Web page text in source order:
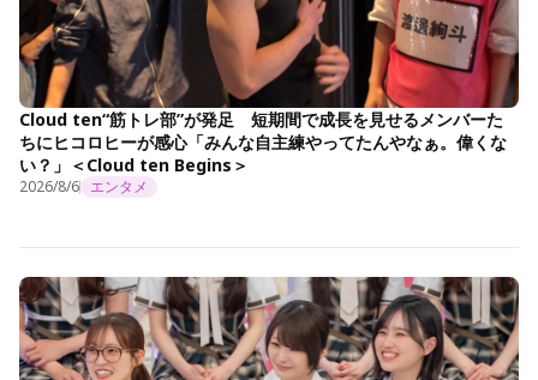
Cloud ten“筋トレ部”が発足 短期間で成長を見せるメンバーた
ちにヒコロヒーが感心「みんな自主練やってたんやなぁ。偉くな
い？」＜Cloud ten Begins＞
2026/8/6 エンタメ